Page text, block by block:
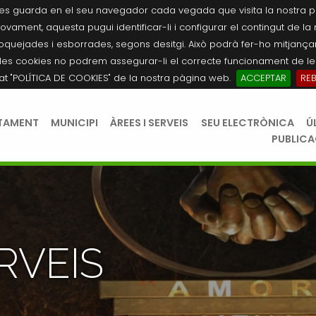
guarda en el seu navegador cada vegada que visita la nostra
aquesta pugui identificar-li i configurar el contingut de
i esborrades, segons desitgi. Això podrà fer-ho
cookies no podrem assegurar-li el correcte funcionament de
"POLÍTICA DE COOKIES" de la nostra pàgina web.
ACCEPTAR
MUNICIPI ÀREES I SERVEIS SEU ELECTRÒNICA